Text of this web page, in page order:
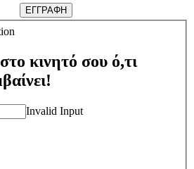
κινητό σου ό,τι
Invalid Input